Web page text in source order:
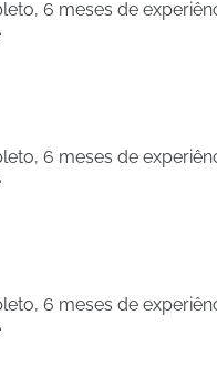
6 meses de
6 meses de
6 meses de